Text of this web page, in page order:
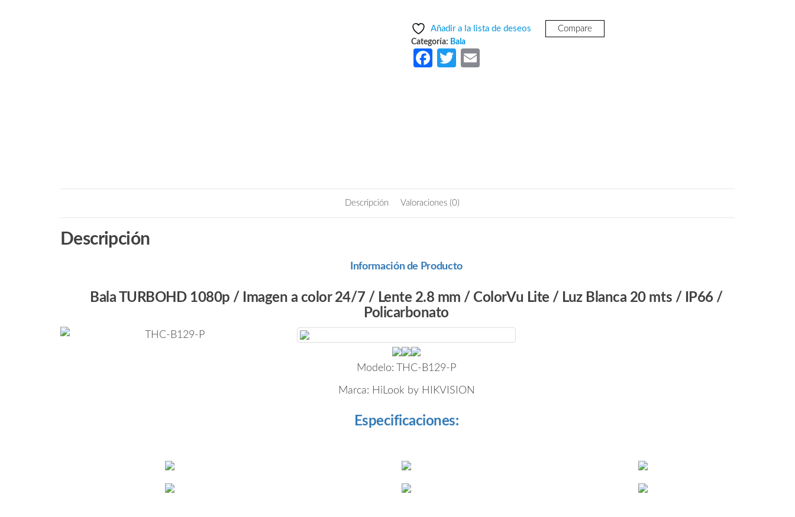
Añadir a la lista de deseos Compare
Categoría: Bala
Fa
T
Descripción Valoraciones (0)
Descripción
Información de Producto
Bala TURBOHD 1080p / Imagen a color 24/7 / Lente 2.8 mm / ColorVu Lite / Luz Blanca 20 mts / IP66 /
Policarbonato
Modelo: THC-B129-P
Marca: HiLook by HIKVISION
Especificaciones: